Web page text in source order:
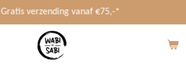
Gratis verzending vanaf €75,-*